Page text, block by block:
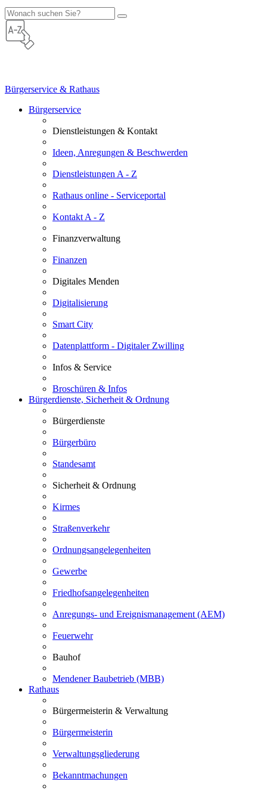
Bürgerservice & Rathaus
Bürgerservice
Dienstleistungen & Kontakt
Ideen, Anregungen & Beschwerden
Dienstleistungen A - Z
Rathaus online - Serviceportal
Kontakt A - Z
Finanzverwaltung
Finanzen
Digitales Menden
Digitalisierung
Smart City
Datenplattform - Digitaler Zwilling
Infos & Service
Broschüren & Infos
Bürgerdienste, Sicherheit & Ordnung
Bürgerdienste
Bürgerbüro
Standesamt
Sicherheit & Ordnung
Kirmes
Straßenverkehr
Ordnungsangelegenheiten
Gewerbe
Friedhofsangelegenheiten
Anregungs- und Ereignismanagement (AEM)
Feuerwehr
Bauhof
Mendener Baubetrieb (MBB)
Rathaus
Bürgermeisterin & Verwaltung
Bürgermeisterin
Verwaltungsgliederung
Bekanntmachungen